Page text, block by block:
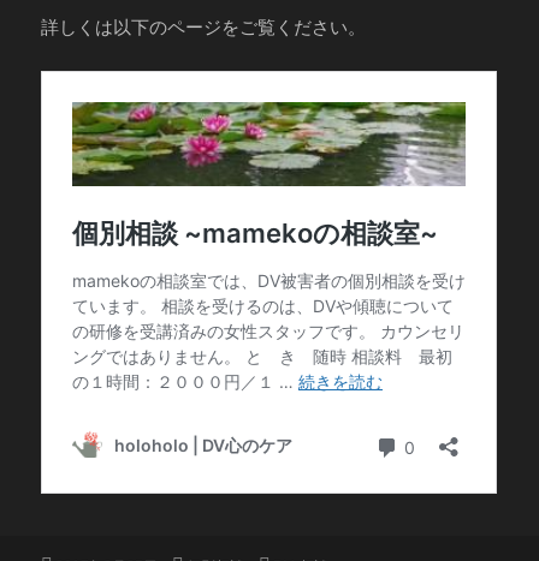
詳しくは以下のページをご覧ください。